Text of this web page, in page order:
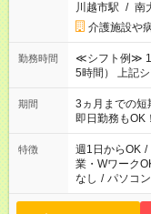
川越市駅 / 南
介護施設や
勤務時間
≪シフト例≫
5時間） 上記シフト以外にも、早朝や深夜など希望の時間帯お聞
かせください
心ください！
期間
3ヵ月までの
即日勤務もOK！
特徴 週1日からOK /
業・Wワーク
なし / パソコ